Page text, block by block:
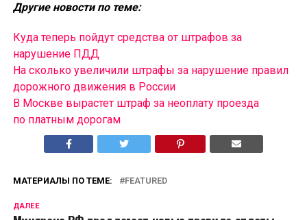
Другие новости по теме:
Куда теперь пойдут средства от штрафов за
нарушение ПДД
На сколько увеличили штрафы за нарушение правил
дорожного движения в России
В Москве вырастет штраф за неоплату проезда
по платным дорогам
МАТЕРИАЛЫ ПО ТЕМЕ: FEATURED
ДАЛЕЕ